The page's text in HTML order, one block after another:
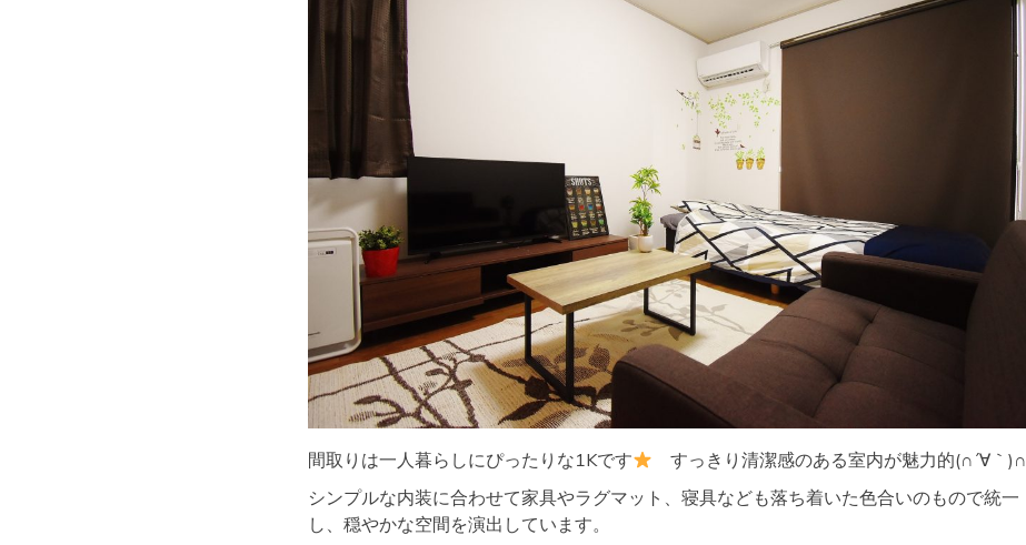
間取りは一人暮らしにぴったりな1Kです
すっきり清潔感のある室内が魅力的(∩´∀｀)∩
シンプルな内装に合わせて家具やラグマット、寝具なども落ち着いた色合いのもので統一
し、穏やかな空間を演出しています。